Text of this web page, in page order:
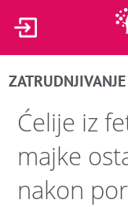
ZATRUDNJIVANJE
Ćelije iz
majke
nakon